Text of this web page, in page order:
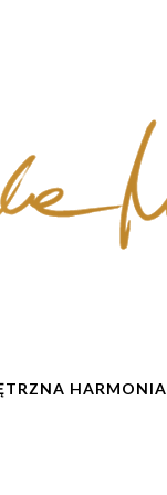
HARMONIA